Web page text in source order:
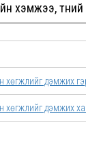
хэмжээ,
хөгжлийг дэмжих
хөгжлийг дэмжих